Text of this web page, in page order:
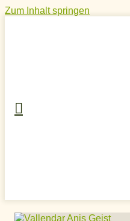
Zum Inhalt springen